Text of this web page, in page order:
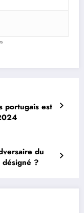
portugais est
du
désigné ?